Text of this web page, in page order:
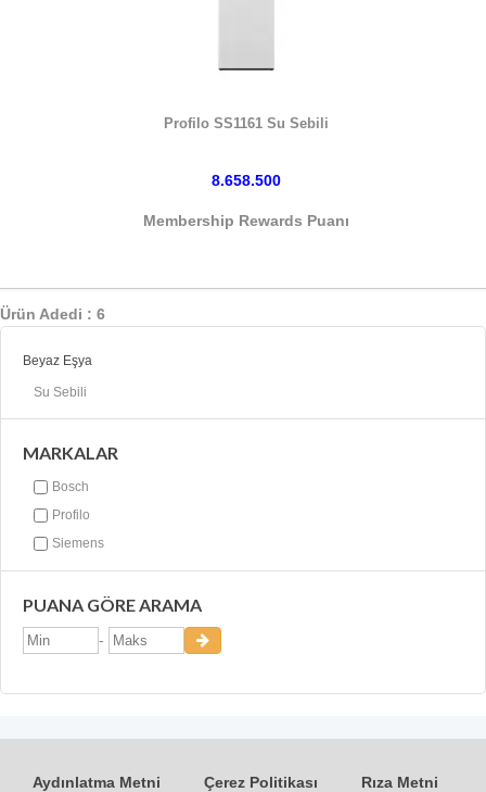
Profilo SS1161 Su Sebili
8.658.500
Membership Rewards Puanı
Ürün Adedi : 6
Beyaz Eşya
Su Sebili
MARKALAR
Bosch
Profilo
Siemens
PUANA GÖRE ARAMA
-
Aydınlatma Metni Çerez Politikası Rıza Metni